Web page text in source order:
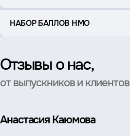
НАБОР БАЛЛОВ НМО
Отзывы о нас,
от выпускников и клиентов
Анастасия Каюмова